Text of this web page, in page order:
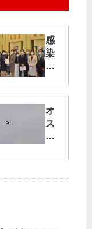
感
染
拡
大
こ
さ
ぬ
対
オ
ス
プ
イ